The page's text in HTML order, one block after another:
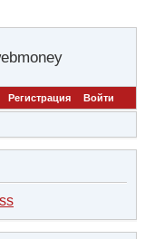
Регистрация Войти